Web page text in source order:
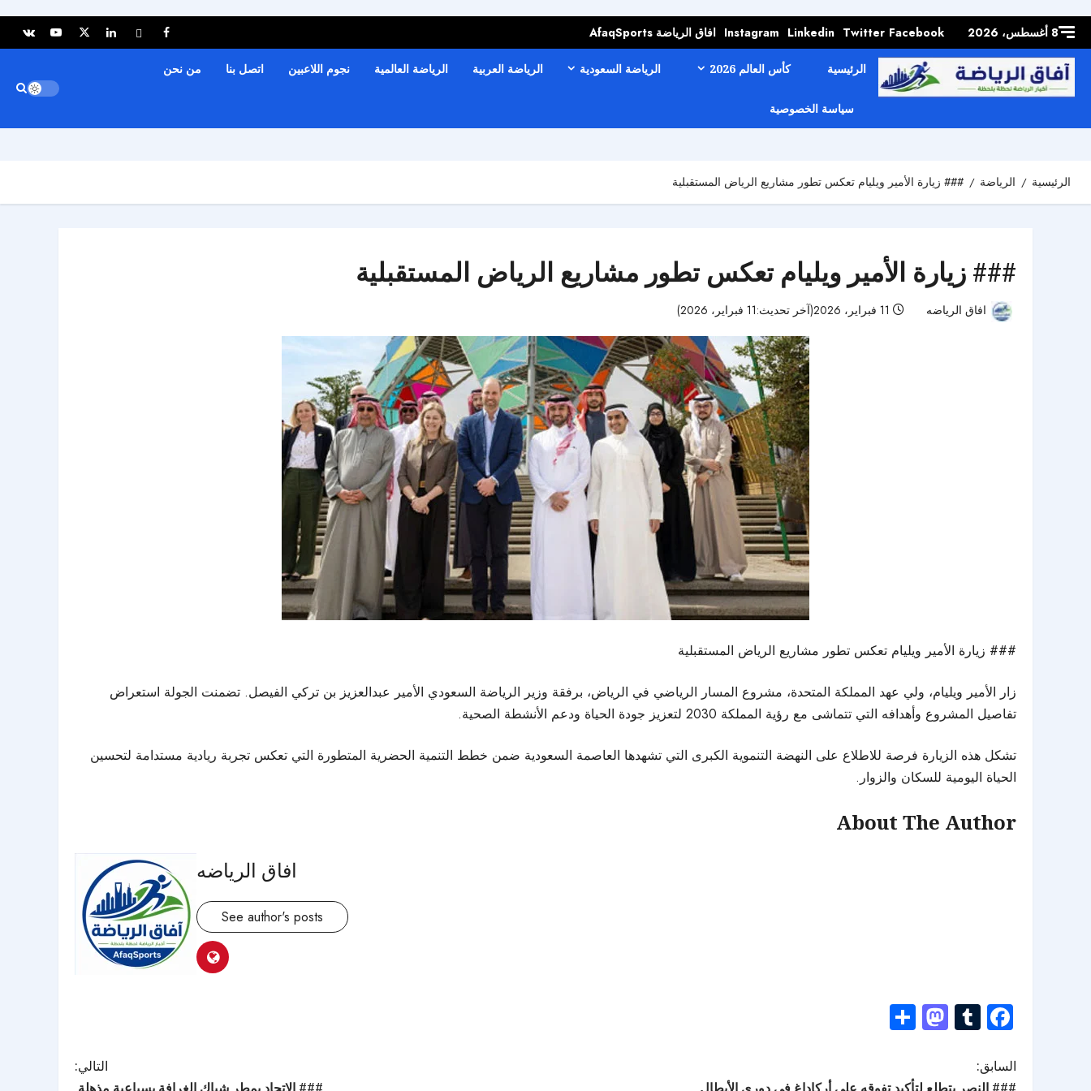
content8 أغسطس، 2026 Facebook
Twitter
Linkedin
Instagram افاق الرياضة AfaqSports
الرئيسية كأس العالم 2026 الرياضة السعودية الرياضة العربية الرياضة العالمية نجوم اللاعبين اتصل بنا من نحن
سياسة الخصوصية
الرئيسية الرياضة ### زيارة الأمير ويليام تعكس تطور مشاريع الرياض المستقبلية
### زيارة الأمير ويليام تعكس تطور مشاريع الرياض المستقبلية
افاق الرياضه
### زيارة الأمير ويليام تعكس تطور مشاريع الرياض المستقبلية
زار الأمير ويليام، ولي عهد المملكة المتحدة، مشروع المسار الرياضي في الرياض، برفقة وزير الرياضة السعودي الأمير عبدالعزيز بن تركي الفيصل. تضمنت الجولة استعراض
تفاصيل المشروع وأهدافه التي تتماشى مع رؤية المملكة 2030 لتعزيز جودة الحياة ودعم الأنشطة الصحية.
تشكل هذه الزيارة فرصة للاطلاع على النهضة التنموية الكبرى التي تشهدها العاصمة السعودية ضمن خطط التنمية الحضرية المتطورة التي تعكس تجربة ريادية مستدامة لتحسين
الحياة اليومية للسكان والزوار.
About The Author
افاق الرياضه
See author's posts
Facebook
Tumblr
Mastodon
السابق:
التالي: